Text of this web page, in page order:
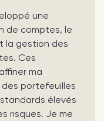
une
de comptes, le
la gestion des
Ces
ma
portefeuilles
élevés
risques. Je me